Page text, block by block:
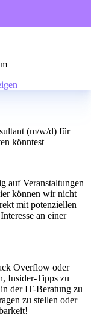
(m/w/d) für
könntest
auf Veranstaltungen
können wir nicht
mit potenziellen
an einer
Overflow oder
Insider-Tipps zu
der IT-Beratung zu
zu stellen oder